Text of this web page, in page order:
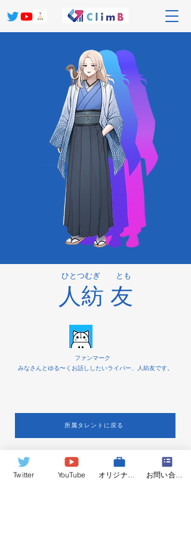
​ひとつむぎ とも
人紡 友
ファンマーク
みなさんとゆる〜くお話ししたいライバー、人紡友です。
所属タレントに戻る
ClimB Production
info@climb-production.com
Twitter YouTube お問い合わせ